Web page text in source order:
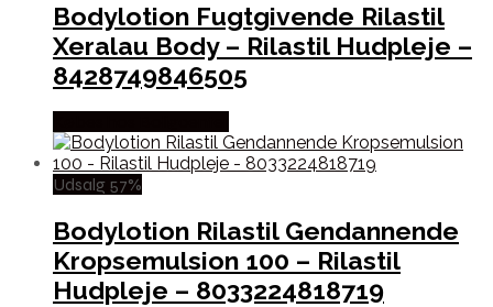
Bodylotion Fugtgivende Rilastil
Xeralau Body – Rilastil Hudpleje –
8428749846505
Udsalg 57%
Bodylotion Rilastil Gendannende
Kropsemulsion 100 – Rilastil
Hudpleje – 8033224818719